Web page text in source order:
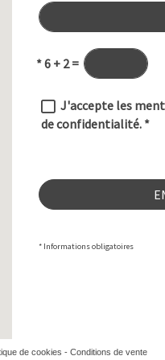
*6 + 2 =
J'accepte les
de confidentialité. *
* Informations obligatoires
de cookies - Conditions de vente